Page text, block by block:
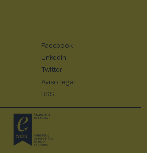
Facebook
Linkedin
Twitter
Aviso legal
RSS